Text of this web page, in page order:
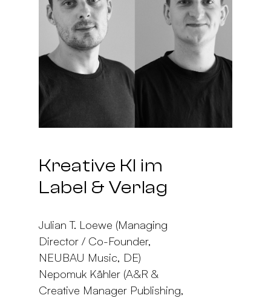
Kreative KI im
Label & Verlag
Julian T. Loewe (Managing
Director / Co-Founder,
NEUBAU Music, DE)
Nepomuk Kähler (A&R &
Creative Manager Publishing,